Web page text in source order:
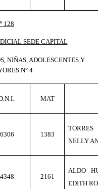
128
SEDE CAPITAL
NIÑAS, ADOLESCENTES Y
N° 4
MAT
1383
NELLY
2161
ALDO
EDITH